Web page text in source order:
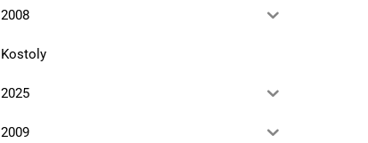
2008
Kostoly
2025
2009